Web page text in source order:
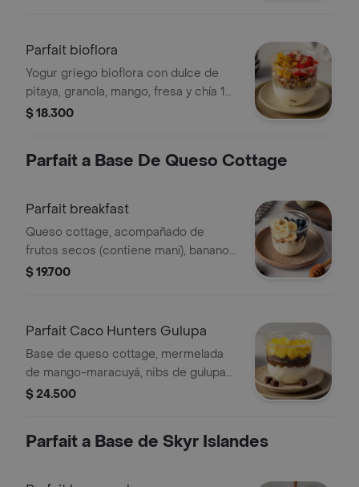
Parfait bioflora
Yogur griego bioflora con dulce de
pitaya, granola, mango, fresa y chía 12
onzas
$ 18.300
Parfait a Base De Queso Cottage
Parfait breakfast
Queso cottage, acompañado de
frutos secos (contiene maní), banano,
arándanos y miel 12 onzas
$ 19.700
Parfait Caco Hunters Gulupa
Base de queso cottage, mermelada
de mango-maracuyá, nibs de gulupa
Cacao Hunters, Mango y Piña.
$ 24.500
Parfait a Base de Skyr Islandes